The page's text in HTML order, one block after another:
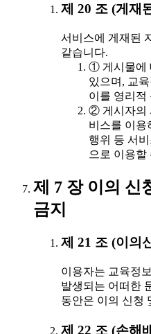
제 20 조 (게재
서비스에 게재된
같습니다.
① 게시물에
있으며, 교
이를 영리적
② 게시자의
비스를 이용
행위 등 서
으로 이용할
제 7 장 이의 신
금지
제 21 조 (이의
이용자는 교육정
발생되는 어떠한
동안은 이의 신청
제 22 조 (손해